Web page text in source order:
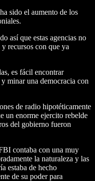
sido el aumento de los
así que estas agencias no
recursos con que ya
es fácil encontrar
minar una democracia con
de radio hipotéticamente
un enorme ejercito rebelde
del gobierno fueron
contaba con una muy
la naturaleza y las
estaba de hecho
de su poder para